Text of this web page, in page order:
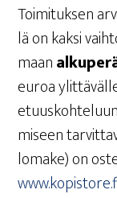
Toi­mi­tuk­sen
lä on kak­si
maan
euroa
mi­seen
loma­ke) on